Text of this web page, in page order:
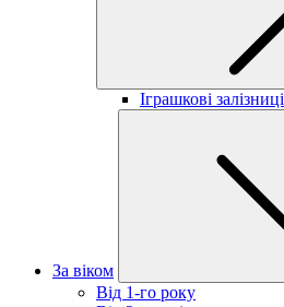
Іграшкові залізниці
За віком
Від 1-го року